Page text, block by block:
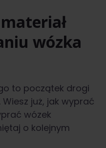
wózka
to początek drogi
już, jak wyprać
wózek
o kolejnym